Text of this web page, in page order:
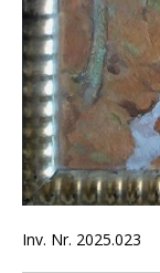
Inv. Nr. 2025.023